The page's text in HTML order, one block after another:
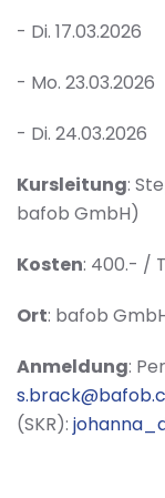
- Di. 17.03.2026
- Mo. 23.03.2026
- Di. 24.03.2026
Kursleitung:
bafob GmbH)
Kosten: 400.- /
Ort: bafob
Anmeldung:
(SKR):